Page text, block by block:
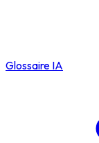
Glossaire IA